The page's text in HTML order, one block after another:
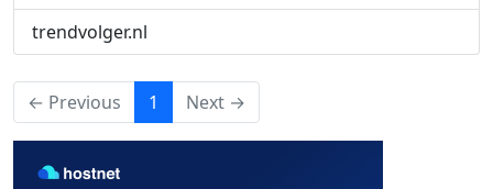
trendvolger.nl
← Previous 1 (current)
Next →